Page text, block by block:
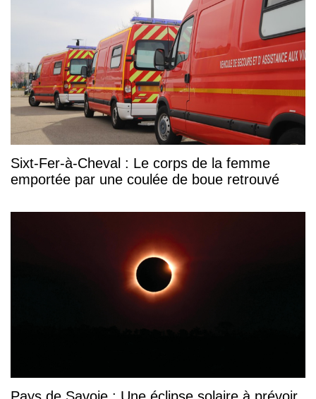
Sixt-Fer-à-Cheval : Le corps de la femme
emportée par une coulée de boue retrouvé